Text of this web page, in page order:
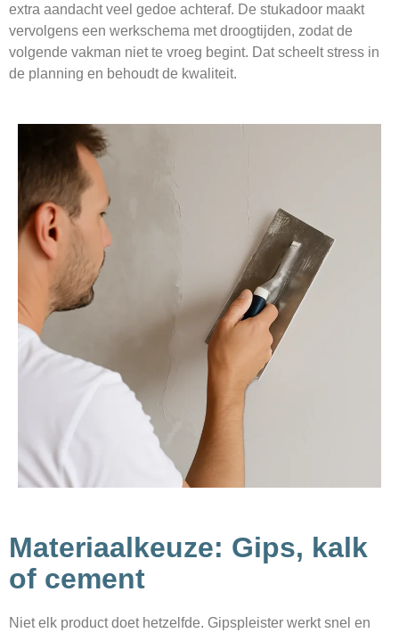
extra aandacht veel gedoe achteraf. De stukadoor maakt
vervolgens een werkschema met droogtijden, zodat de
volgende vakman niet te vroeg begint. Dat scheelt stress in
de planning en behoudt de kwaliteit.
Materiaalkeuze: Gips, kalk
of cement
Niet elk product doet hetzelfde. Gipspleister werkt snel en